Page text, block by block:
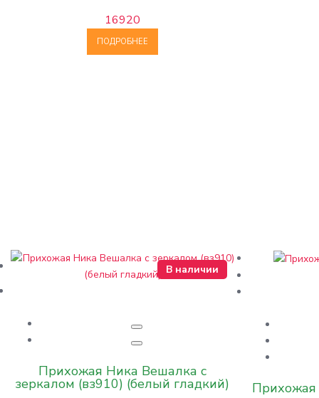
16920
ПОДРОБНЕЕ
В наличии
Прихожая Ника Вешалка с
зеркалом (вз910) (белый гладкий)